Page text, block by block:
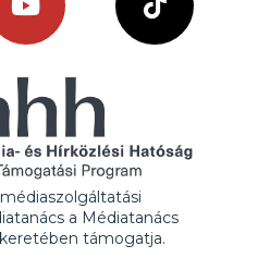
a Médiatanács
támogatja.